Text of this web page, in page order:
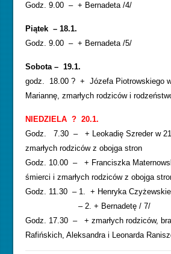
Godz. 9.00 – + Bernadeta /4/
Piątek – 18.1.
Godz. 9.00 – + Bernadeta /5/
Sobota – 19.1.
godz. 18.00 ? + Józefa Piotrowskiego
Mariannę, zmarłych rodziców i
NIEDZIELA ? 20.1.
Godz. 7.30 – + Leokadię Szreder w
zmarłych rodziców z obojga stron
Godz. 10.00 – + Franciszka
śmierci i zmarłych rodziców z obojga
Godz. 11.30 – 1. + Henryka
– 2. + Bernadetę / 7/
Godz. 17.30 – + zmarłych rodziców,
Rafińskich, Aleksandra i Leonarda